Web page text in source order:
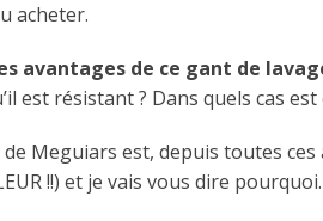
acheter.
avantages de ce gant de
est résistant ? Dans quels cas est
Meguiars est, depuis toutes ces
!!) et je vais vous dire pourquoi.